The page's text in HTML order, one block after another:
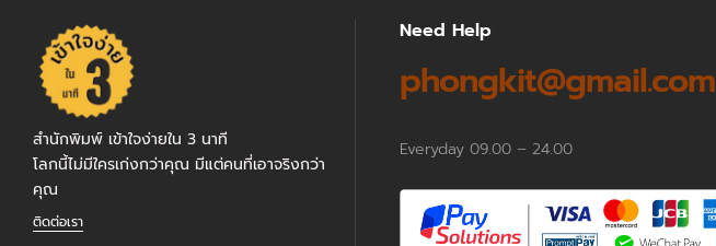
สำนักพิมพ์ เข้าใจง่ายใน 3 นาที
โลกนี้ไม่มีใครเก่งกว่าคุณ มีแต่คนที่เอาจริงกว่า
คุณ
ติดต่อเรา
Need Help
phongkit@gmail.com
Everyday 09.00 – 24.00